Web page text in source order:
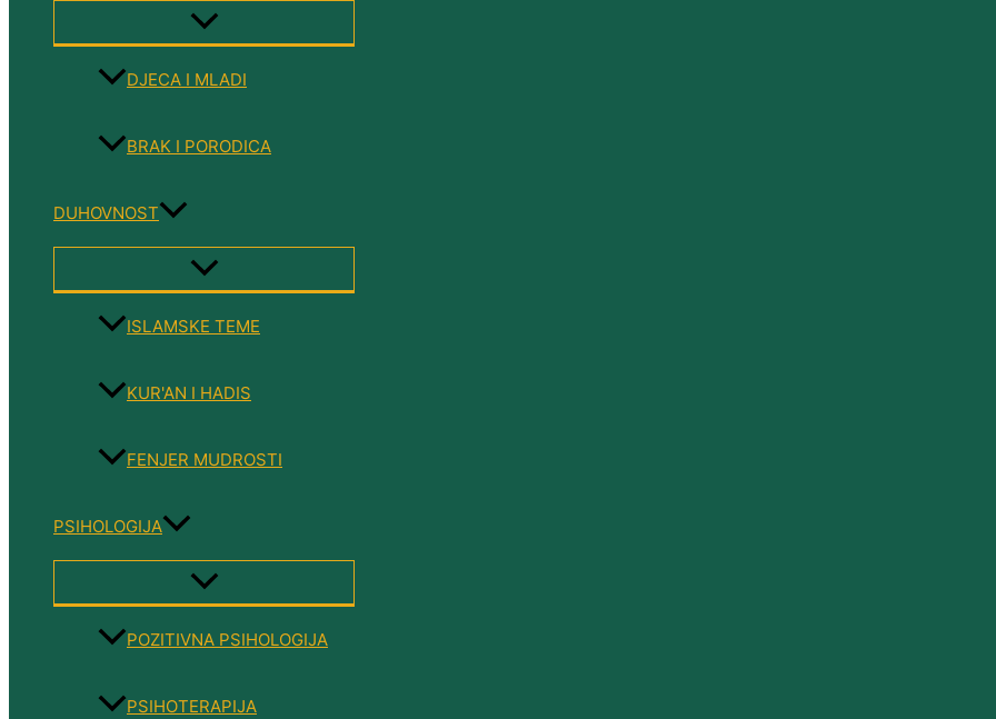
MENU
TOGGLE
DJECA I MLADI
BRAK I PORODICA
DUHOVNOST
MENU
TOGGLE
ISLAMSKE TEME
KUR'AN I HADIS
FENJER MUDROSTI
PSIHOLOGIJA
MENU
TOGGLE
POZITIVNA PSIHOLOGIJA
PSIHOTERAPIJA